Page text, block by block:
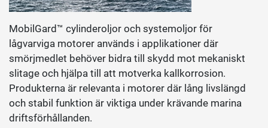
MobilGard™ cylinderoljor och systemoljor för
lågvarviga motorer används i applikationer där
smörjmedlet behöver bidra till skydd mot mekaniskt
slitage och hjälpa till att motverka kallkorrosion.
Produkterna är relevanta i motorer där lång livslängd
och stabil funktion är viktiga under krävande marina
driftsförhållanden.